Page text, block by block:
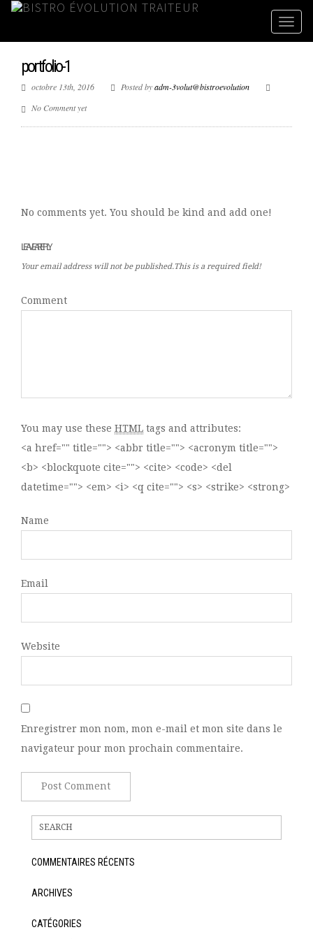
portfolio-1
octobre 13th, 2016 Posted byadm-3volut@bistroevolution
No Comment yet
No comments yet. You should be kind and add one!
LEAVE A REPLY
Your email address will not be published.This is a required field!
Comment
You may use these HTML tags and attributes:
<a href="" title=""> <abbr title=""> <acronym title="">
<b> <blockquote cite=""> <cite> <code> <del
datetime=""> <em> <i> <q cite=""> <s> <strike> <strong>
Name
Email
Website
Enregistrer mon nom, mon e-mail et mon site dans le
navigateur pour mon prochain commentaire.
COMMENTAIRES RÉCENTS
ARCHIVES
CATÉGORIES